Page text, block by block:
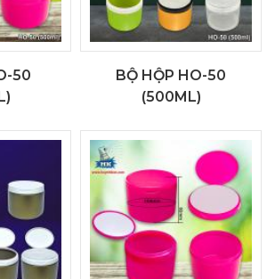
50
BỘ HỘP HO-50
(500ML)